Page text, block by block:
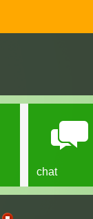
chat